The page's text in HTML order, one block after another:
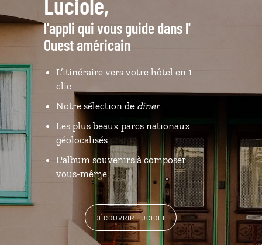
l'appli qui vous guide dans l'
Ouest américain
L’itinéraire vers votre hôtel en 1
clic
Notre sélection de diner
Les plus beaux parcs nationaux
géolocalisés
L'album souvenirs à composer
vous-même
DÉCOUVRIR LUCIOLE